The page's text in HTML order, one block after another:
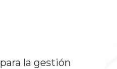
para la gestión